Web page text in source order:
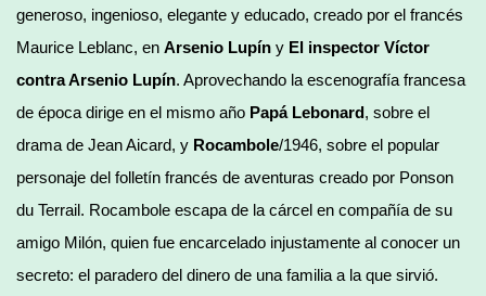
generoso, ingenioso, elegante y educado, creado por el francés
Maurice Leblanc, en Arsenio Lupín y El inspector Víctor
contra Arsenio Lupín. Aprovechando la escenografía francesa
de época dirige en el mismo año Papá Lebonard, sobre el
drama de Jean Aicard, y Rocambole/1946, sobre el popular
personaje del folletín francés de aventuras creado por Ponson
du Terrail. Rocambole escapa de la cárcel en compañía de su
amigo Milón, quien fue encarcelado injustamente al conocer un
secreto: el paradero del dinero de una familia a la que sirvió.